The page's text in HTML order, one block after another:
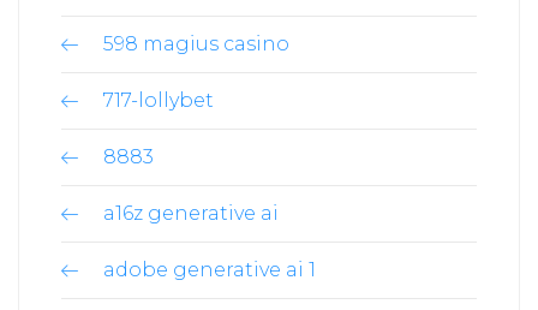
598 magius casino
717-lollybet
8883
a16z generative ai
adobe generative ai 1